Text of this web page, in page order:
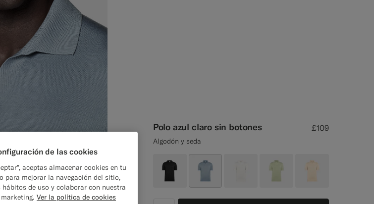
Polo azul claro sin botones £109
Algodón y seda
de las cookies
aceptas almacenar cookies en tu
para mejorar la navegación del sitio,
de uso y colaborar con nuestra
Ver la política de cookies